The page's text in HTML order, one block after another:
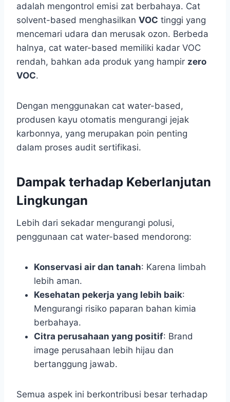
adalah mengontrol emisi zat berbahaya. Cat
solvent-based menghasilkan VOC tinggi yang
mencemari udara dan merusak ozon. Berbeda
halnya, cat water-based memiliki kadar VOC
rendah, bahkan ada produk yang hampir zero
VOC.
Dengan menggunakan cat water-based,
produsen kayu otomatis mengurangi jejak
karbonnya, yang merupakan poin penting
dalam proses audit sertifikasi.
Dampak terhadap Keberlanjutan
Lingkungan
Lebih dari sekadar mengurangi polusi,
penggunaan cat water-based mendorong:
Konservasi air dan tanah: Karena limbah
lebih aman.
Kesehatan pekerja yang lebih baik:
Mengurangi risiko paparan bahan kimia
berbahaya.
Citra perusahaan yang positif: Brand
image perusahaan lebih hijau dan
bertanggung jawab.
Semua aspek ini berkontribusi besar terhadap